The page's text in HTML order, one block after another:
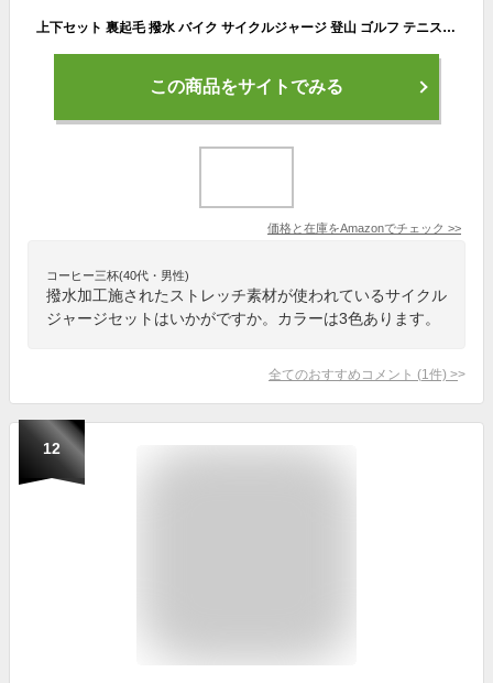
上下セット 裏起毛 撥水 バイク サイクルジャージ 登山 ゴルフ テニス ジョギング 自転車 L
この商品をサイトでみる
価格と在庫をAmazonでチェック >>
コーヒー三杯(40代・男性)
撥水加工施されたストレッチ素材が使われているサイクル
ジャージセットはいかがですか。カラーは3色あります。
全てのおすすめコメント (1 件) >
12